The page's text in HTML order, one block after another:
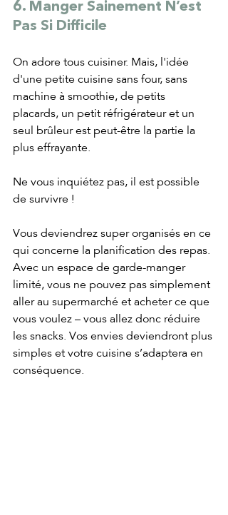
6. Manger Sainement N’est
Pas Si Difficile
On adore tous cuisiner. Mais, l'idée
d'une petite cuisine sans four, sans
machine à smoothie, de petits
placards, un petit réfrigérateur et un
seul brûleur est peut-être la partie la
plus effrayante.
Ne vous inquiétez pas, il est possible
de survivre !
Vous deviendrez super organisés en ce
qui concerne la planification des repas.
Avec un espace de garde-manger
limité, vous ne pouvez pas simplement
aller au supermarché et acheter ce que
vous voulez – vous allez donc réduire
les snacks. Vos envies deviendront plus
simples et votre cuisine s’adaptera en
conséquence.